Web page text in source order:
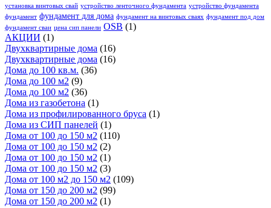
установка винтовых свай устройство ленточного фундамента устройство фундамента
фундамент фундамент для дома фундамент на винтовых сваях фундамент под дом
фундамент сваи цена сип панели OSB (1)
АКЦИИ (1)
Двухквартирные дома (16)
Двухквартирные дома (16)
Дома до 100 кв.м. (36)
Дома до 100 м2 (9)
Дома до 100 м2 (36)
Дома из газобетона (1)
Дома из профилированного бруса (1)
Дома из СИП панелей (1)
Дома от 100 до 150 м2 (110)
Дома от 100 до 150 м2 (2)
Дома от 100 до 150 м2 (1)
Дома от 100 до 150 м2 (3)
Дома от 100 м2 до 150 м2 (109)
Дома от 150 до 200 м2 (99)
Дома от 150 до 200 м2 (1)